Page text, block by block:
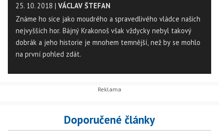
25. 10. 2018 | VÁCLAV ŠTEFAN
Známe ho sice jako moudrého a spravedlivého vládce našich
nejvyšších hor. Bájný Krakonoš však vždycky nebyl takový
dobrák a jeho historie je mnohem temnější, než by se mohlo
na první pohled zdát.
Doporučené články